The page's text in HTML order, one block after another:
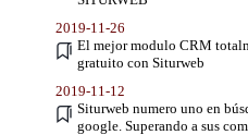
2019-11-26
El mejor modulo CRM
gratuito con Siturweb
2019-11-12
Siturweb numero uno en
google. Superando a sus